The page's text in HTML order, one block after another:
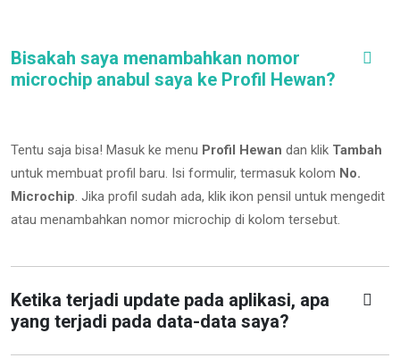
Bisakah saya menambahkan nomor
microchip anabul saya ke Profil Hewan?
Tentu saja bisa! Masuk ke menu Profil Hewan dan klik Tambah
untuk membuat profil baru. Isi formulir, termasuk kolom No.
Microchip. Jika profil sudah ada, klik ikon pensil untuk mengedit
atau menambahkan nomor microchip di kolom tersebut.
Ketika terjadi update pada aplikasi, apa
yang terjadi pada data-data saya?